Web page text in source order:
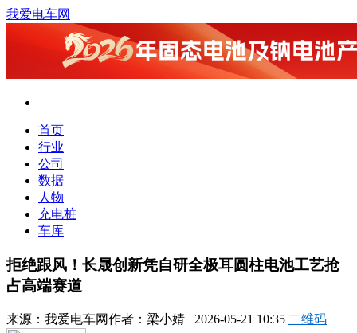
我爱电车网
首页
行业
公司
数据
人物
充电桩
车库
拒绝跟风！长晟创新凭自研全极耳圆柱电池工艺抢
占高端赛道
来源： 我爱电车网作者： 梁小婧 2026-05-21 10:35 二维码